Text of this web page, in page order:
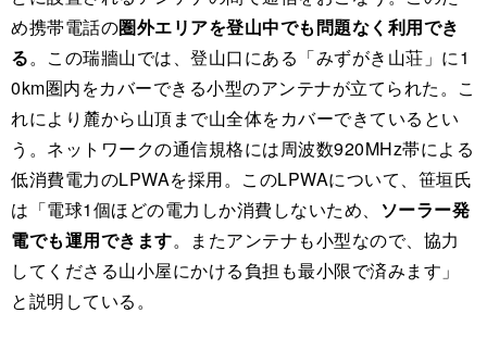
め携帯電話の圏外エリアを登山中でも問題なく利用でき
る。この瑞牆山では、登山口にある「みずがき山荘」に1
0km圏内をカバーできる小型のアンテナが立てられた。こ
れにより麓から山頂まで山全体をカバーできているとい
う。ネットワークの通信規格には周波数920MHz帯による
低消費電力のLPWAを採用。このLPWAについて、笹垣氏
は「電球1個ほどの電力しか消費しないため、
ソーラー発
電でも運用できます。またアンテナも小型なので、協力
してくださる山小屋にかける負担も最小限で済みます」
と説明している。